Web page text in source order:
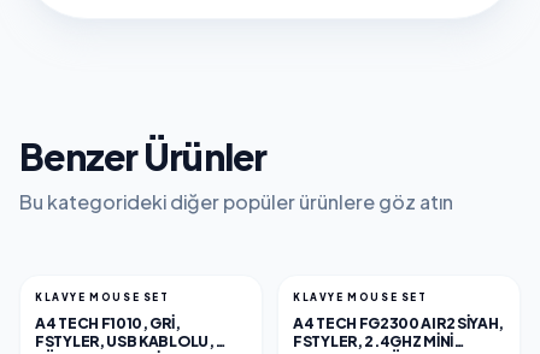
Benzer Ürünler
Bu kategorideki diğer popüler ürünlere göz atın
KLAVYE MOUSE SET
A4 TECH F1010, GRI,
FSTYLER, USB KABLOLU,
KLAVYE MOUSE SET
A4 TECH FG2300 AIR2 SIYAH,
FSTYLER, 2.4GHZ MINI